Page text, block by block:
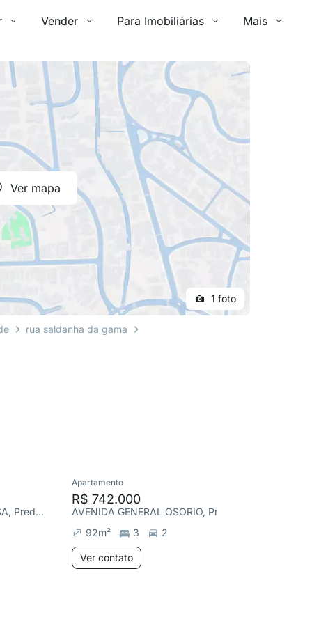
Vender Para Imobiliárias Mais
Ver mapa
1 foto
rua saldanha da gama
AVENIDA CARLOS BARBOSA, Predial
Apartamento
R$ 742.000
AVENIDA GENERAL OSORIO, Predial
92m² 3 2
Ver contato